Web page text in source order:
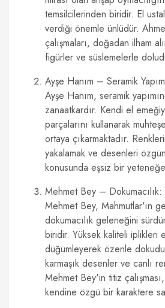
temsilcilerinden biridir. El
verdiği önemle ünlüdür.
çalışmaları, doğadan ilham
figürler ve süslemelerle
Ayşe Hanım – Seramik
Ayşe Hanım, seramik
zanaatkardır. Kendi el
parçalarını kullanarak
ortaya çıkarmaktadır.
yakalamak ve desenleri
konusunda eşsiz bir
Mehmet Bey – Dokumacılık:
Mehmet Bey, Mahmutlar'ın
dokumacılık geleneğini
biridir. Yüksek kaliteli iplikleri
düğümleyerek özenle
karmaşık desenler ve canlı
Mehmet Bey'in titiz
kendine özgü bir karaktere